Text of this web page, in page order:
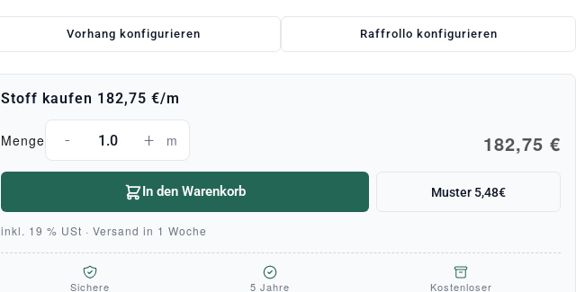
Vorhang konfigurieren Raffrollo konfigurieren
Stoff kaufen 182,75 €/m
Menge - + m 182,75 €
In den Warenkorb Muster 5,48€
inkl. 19 % USt · Versand in 1 Woche
Sichere
5 Jahre
Kostenloser